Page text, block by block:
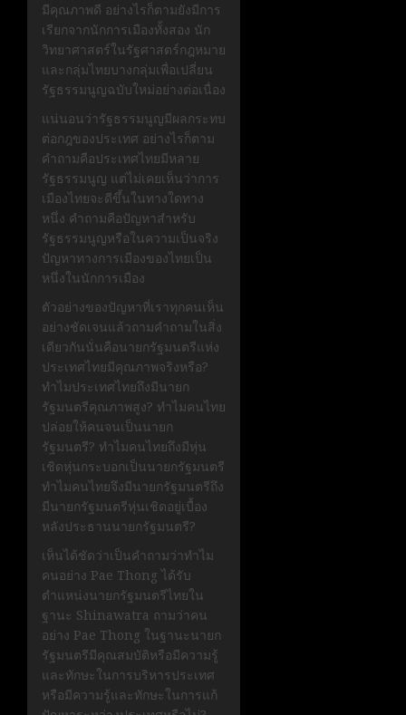
มีคุณภาพดี อย่างไรก็ตามยังมีการ
เรียกจากนักการเมืองทั้งสอง นัก
วิทยาศาสตร์ในรัฐศาสตร์กฎหมาย
และกลุ่มไทยบางกลุ่มเพื่อเปลี่ยน
รัฐธรรมนูญฉบับใหม่อย่างต่อเนื่อง
แน่นอนว่ารัฐธรรมนูญมีผลกระทบ
ต่อกฎของประเทศ อย่างไรก็ตาม
คำถามคือประเทศไทยมีหลาย
รัฐธรรมนูญ แต่ไม่เคยเห็นว่าการ
เมืองไทยจะดีขึ้นในทางใดทาง
หนึ่ง คำถามคือปัญหาสำหรับ
รัฐธรรมนูญหรือในความเป็นจริง
ปัญหาทางการเมืองของไทยเป็น
หนึ่งในนักการเมือง
ตัวอย่างของปัญหาที่เราทุกคนเห็น
อย่างชัดเจนแล้วถามคำถามในสิ่ง
เดียวกันนั่นคือนายกรัฐมนตรีแห่ง
ประเทศไทยมีคุณภาพจริงหรือ?
ทำไมประเทศไทยถึงมีนายก
รัฐมนตรีคุณภาพสูง? ทำไมคนไทย
ปล่อยให้คนจนเป็นนายก
รัฐมนตรี? ทำไมคนไทยถึงมีหุ่น
เชิดหุ่นกระบอกเป็นนายกรัฐมนตรี
ทำไมคนไทยจึงมีนายกรัฐมนตรีถึง
มีนายกรัฐมนตรีหุ่นเชิดอยู่เบื้อง
หลังประธานนายกรัฐมนตรี?
เห็นได้ชัดว่าเป็นคำถามว่าทำไม
คนอย่าง Pae Thong ได้รับ
ตำแหน่งนายกรัฐมนตรีไทยใน
ฐานะ Shinawatra ถามว่าคน
อย่าง Pae Thong ในฐานะนายก
รัฐมนตรีมีคุณสมบัติหรือมีความรู้
และทักษะในการบริหารประเทศ
หรือมีความรู้และทักษะในการแก้